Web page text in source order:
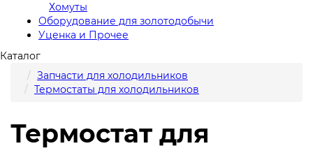
Хомуты
Оборудование для золотодобычи
Уценка и Прочее
Каталог
Запчасти для холодильников
Термостаты для холодильников
Термостат для